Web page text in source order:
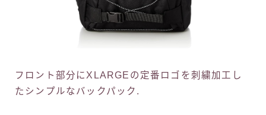
フロント部分にXLARGEの定番ロゴを刺繍加工し
たシンプルなバックパック.